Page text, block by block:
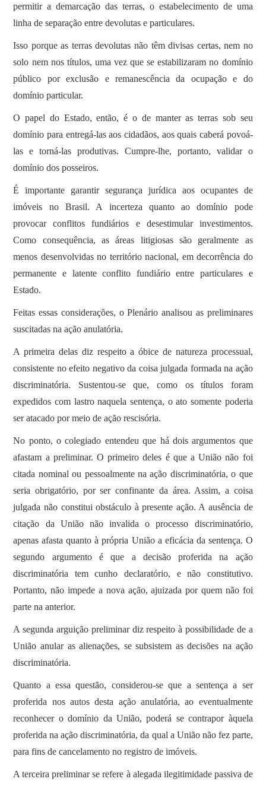
permitir a demarcação das terras, o estabelecimento de uma
linha de separação entre devolutas e particulares.
Isso porque as terras devolutas não têm divisas certas, nem no
solo nem nos títulos, uma vez que se estabilizaram no domínio
público por exclusão e remanescência da ocupação e do
domínio particular.
O papel do Estado, então, é o de manter as terras sob seu
domínio para entregá-las aos cidadãos, aos quais caberá povoá-
las e torná-las produtivas. Cumpre-lhe, portanto, validar o
domínio dos posseiros.
É importante garantir segurança jurídica aos ocupantes de
imóveis no Brasil. A incerteza quanto ao domínio pode
provocar conflitos fundiários e desestimular investimentos.
Como consequência, as áreas litigiosas são geralmente as
menos desenvolvidas no território nacional, em decorrência do
permanente e latente conflito fundiário entre particulares e
Estado.
Feitas essas considerações, o Plenário analisou as preliminares
suscitadas na ação anulatória.
A primeira delas diz respeito a óbice de natureza processual,
consistente no efeito negativo da coisa julgada formada na ação
discriminatória. Sustentou-se que, como os títulos foram
expedidos com lastro naquela sentença, o ato somente poderia
ser atacado por meio de ação rescisória.
No ponto, o colegiado entendeu que há dois argumentos que
afastam a preliminar. O primeiro deles é que a União não foi
citada nominal ou pessoalmente na ação discriminatória, o que
seria obrigatório, por ser confinante da área. Assim, a coisa
julgada não constitui obstáculo à presente ação. A ausência de
citação da União não invalida o processo discriminatório,
apenas afasta quanto à própria União a eficácia da sentença. O
segundo argumento é que a decisão proferida na ação
discriminatória tem cunho declaratório, e não constitutivo.
Portanto, não impede a nova ação, ajuizada por quem não foi
parte na anterior.
A segunda arguição preliminar diz respeito à possibilidade de a
União anular as alienações, se subsistem as decisões na ação
discriminatória.
Quanto a essa questão, considerou-se que a sentença a ser
proferida nos autos desta ação anulatória, ao eventualmente
reconhecer o domínio da União, poderá se contrapor àquela
proferida na ação discriminatória, da qual a União não fez parte,
para fins de cancelamento no registro de imóveis.
A terceira preliminar se refere à alegada ilegitimidade passiva de